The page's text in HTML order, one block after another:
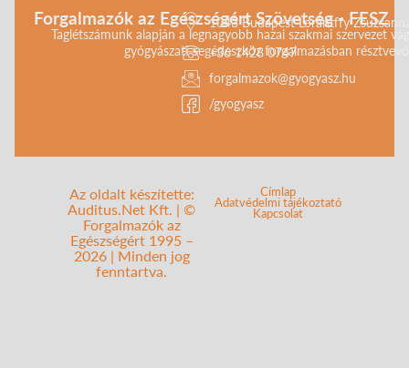
Forgalmazók az Egészségért Szövetség - FESZ
Taglétszámunk alapján a legnagyobb hazai szakmai szervezet
gyógyászati segédeszköz forgalmazásban
1043 Budapest Lorántffy
+36 1428 0747
forgalmazok@gyogyasz.hu
/gyogyasz
Az oldalt készítette:
Auditus.Net Kft. | ©
Forgalmazók az
Egészségért 1995 –
2026 | Minden jog
fenntartva.
Címlap
Adatvédelmi tájékoztató
Kapcsolat